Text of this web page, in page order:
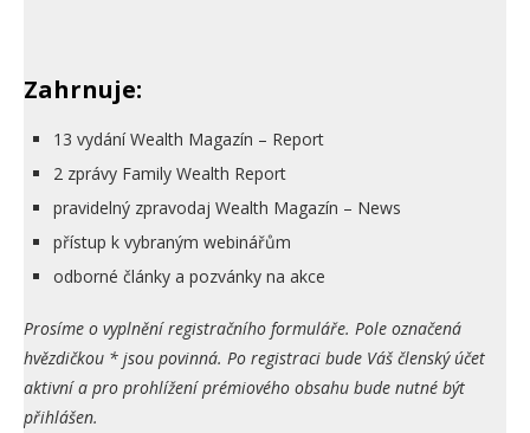
Zahrnuje:
13 vydání Wealth Magazín – Report
2 zprávy Family Wealth Report
pravidelný zpravodaj Wealth Magazín – News
přístup k vybraným webinářům
odborné články a pozvánky na akce
Prosíme o vyplnění registračního formuláře. Pole označená
hvězdičkou * jsou povinná. Po registraci bude Váš členský účet
aktivní a pro prohlížení prémiového obsahu bude nutné být
přihlášen.